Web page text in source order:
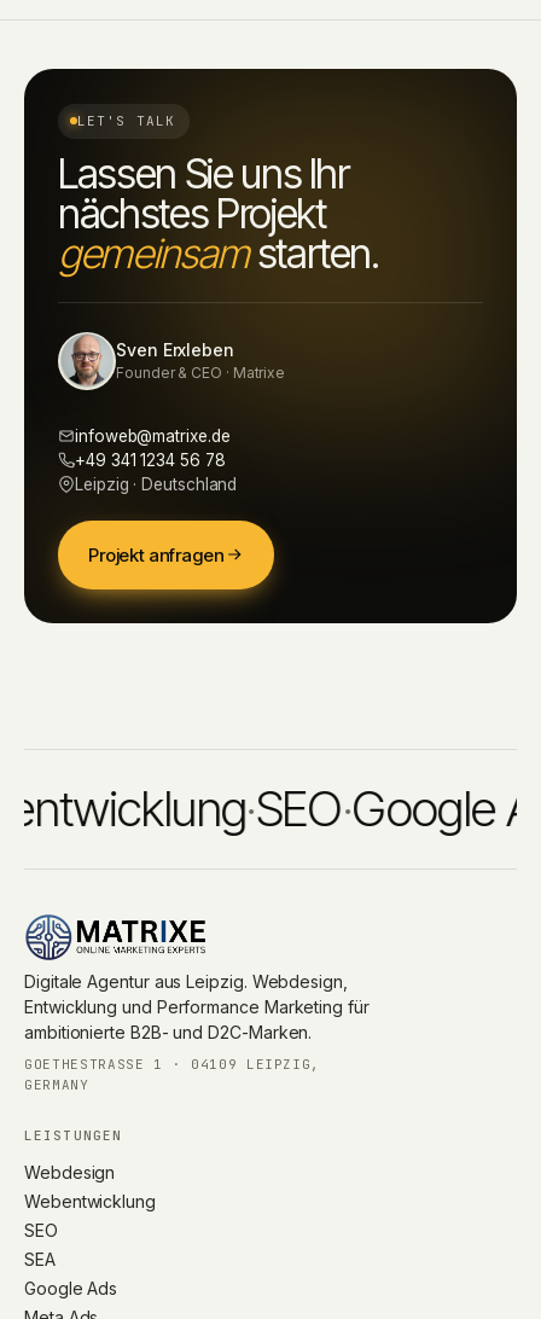
LET'S TALK
Lassen Sie uns Ihr
nächstes Projekt
gemeinsamstarten.
Sven Erxleben
Founder & CEO · Matrixe
infoweb@matrixe.de
+49 341 1234 56 78
Leipzig · Deutschland
Projekt anfragen
·SEO·Google Ads
Digitale Agentur aus Leipzig. Webdesign,
Entwicklung und Performance Marketing für
ambitionierte B2B- und D2C-Marken.
GOETHESTRASSE 1 · 04109 LEIPZIG, G
ERMANY
LEISTUNGEN
Webdesign
Webentwicklung
SEO
SEA
Google Ads